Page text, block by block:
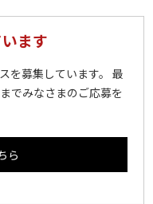
ます
を募集しています。 最
でみなさまのご応募を
ら